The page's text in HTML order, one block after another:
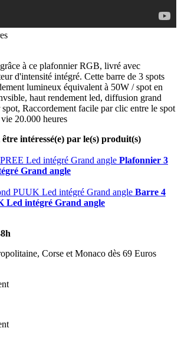
à ce plafonnier RGB, livré avec
d'intensité intégré. Cette barre de 3 spots
lumineux équivalent à 50W / spot en
haut rendement led, diffusion grand
Raccordement facile par clic entre le spot
20.000 heures
intéressé(e) par le(s) produit(s)
Plafonnier 3
Grand angle
Barre 4
Led intégré Grand angle
Corse et Monaco dès 69 Euros